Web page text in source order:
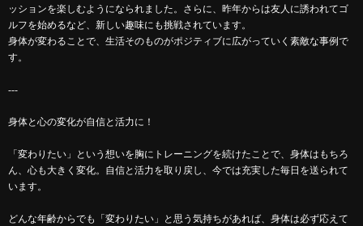
ッションを楽しむようになられました。さらに、昨年からは友人に誘われてゴ
ルフを始めるなど、新しい趣味にも挑戦されています。
身体が変わることで、生活そのものがポジティブに広がっていく素敵な事例で
す。
---
身体と心の変化が自信と活力に！
「変わりたい」という想いを胸にトレーニングを続けたことで、身体はもちろ
ん、心も大きく変化。自信と活力を取り戻し、今では充実した毎日を送られて
います。
どんな年齢からでも「変わりたい」と思う気持ちがあれば、身体は必ず応えて